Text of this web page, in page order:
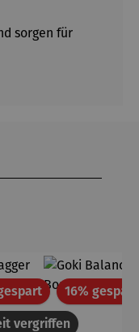
sorgen für
vergriffen
Rabatt16% gespart